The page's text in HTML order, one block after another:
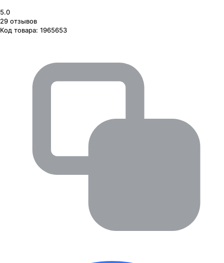
5.0
29 отзывов
Код товара: 1965653